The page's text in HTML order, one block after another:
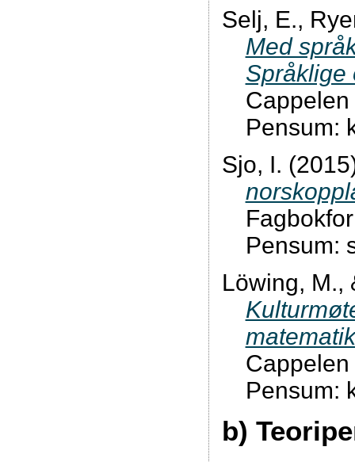
Selj, E.,
Med
Språklige
Pensum:
Sjo, I.
Pensum:
Löwing, M.,
Pensum:
b)